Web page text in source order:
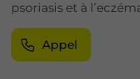
psoriasis et à
Appel